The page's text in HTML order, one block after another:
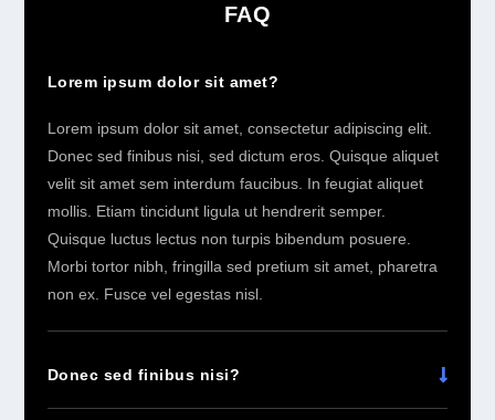
FAQ
Lorem ipsum dolor sit amet?
Lorem ipsum dolor sit amet, consectetur adipiscing elit.
Donec sed finibus nisi, sed dictum eros. Quisque aliquet
velit sit amet sem interdum faucibus. In feugiat aliquet
mollis. Etiam tincidunt ligula ut hendrerit semper.
Quisque luctus lectus non turpis bibendum posuere.
Morbi tortor nibh, fringilla sed pretium sit amet, pharetra
non ex. Fusce vel egestas nisl.
Donec sed finibus nisi?